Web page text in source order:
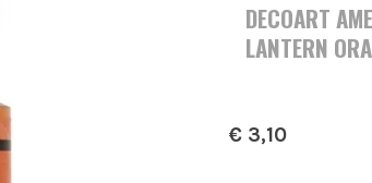
DECOART
LANTERN
€ 3,10